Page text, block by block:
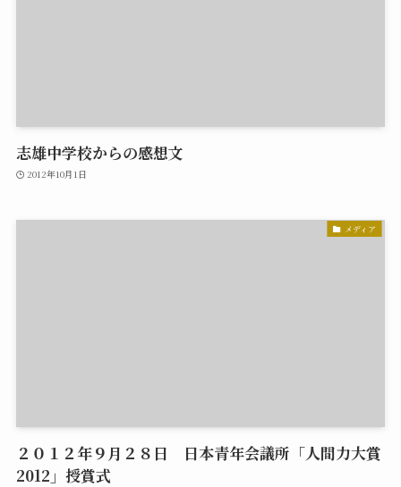
志雄中学校からの感想文
2012年10月1日
メディア
２０１２年９月２８日 日本青年会議所「人間力大賞
2012」授賞式